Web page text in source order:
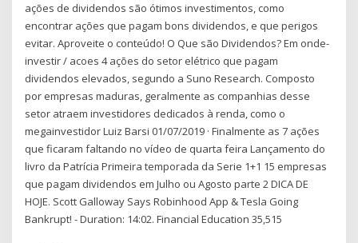
ações de dividendos são ótimos investimentos, como
encontrar ações que pagam bons dividendos, e que perigos
evitar. Aproveite o conteúdo! O Que são Dividendos? Em onde-
investir / acoes 4 ações do setor elétrico que pagam
dividendos elevados, segundo a Suno Research. Composto
por empresas maduras, geralmente as companhias desse
setor atraem investidores dedicados à renda, como o
megainvestidor Luiz Barsi 01/07/2019 · Finalmente as 7 ações
que ficaram faltando no vídeo de quarta feira Lançamento do
livro da Patrícia Primeira temporada da Serie 1+1 15 empresas
que pagam dividendos em Julho ou Agosto parte 2 DICA DE
HOJE. Scott Galloway Says Robinhood App & Tesla Going
Bankrupt! - Duration: 14:02. Financial Education 35,515